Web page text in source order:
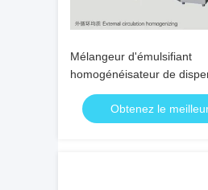
Mélangeur d'émulsifiant
homogénéisateur de
Mélangeur d'émulsifiant
sous videObtenez le